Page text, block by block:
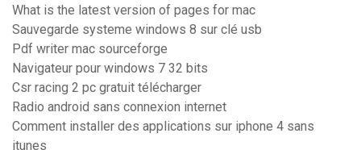
What is the latest version of pages for mac
Sauvegarde systeme windows 8 sur clé usb
Pdf writer mac sourceforge
Navigateur pour windows 7 32 bits
Csr racing 2 pc gratuit télécharger
Radio android sans connexion internet
Comment installer des applications sur iphone 4 sans
itunes